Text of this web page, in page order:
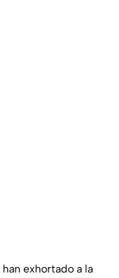
exhortado a la